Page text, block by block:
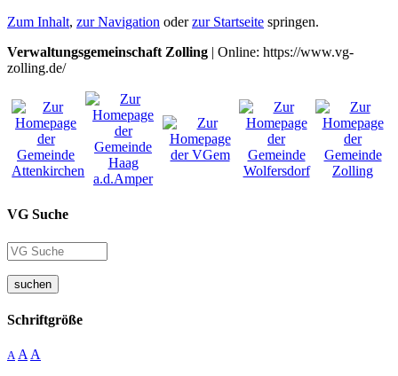
Zum Inhalt, zur Navigation oderzur Startseite springen.
Verwaltungsgemeinschaft Zolling | Online: https://www.vg-
zolling.de/
VG Suche
suchen
Schriftgröße
A A A